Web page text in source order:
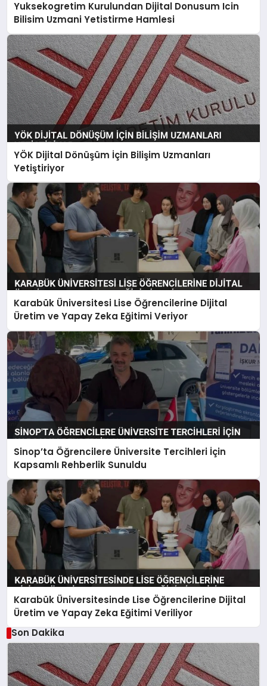
Yuksekogretim Kurulundan Dijital Donusum Icin
Bilisim Uzmani Yetistirme Hamlesi
YÖK Dijital Dönüşüm İçin Bilişim Uzmanları
Yetiştiriyor
Karabük Üniversitesi Lise Öğrencilerine Dijital
Üretim ve Yapay Zeka Eğitimi Veriyor
Sinop’ta Öğrencilere Üniversite Tercihleri İçin
Kapsamlı Rehberlik Sunuldu
Karabük Üniversitesinde Lise Öğrencilerine Dijital
Üretim ve Yapay Zeka Eğitimi Veriliyor
Son Dakika